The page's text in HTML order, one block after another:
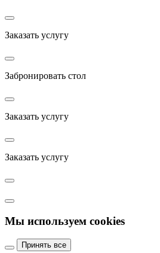
Заказать услугу
Забронировать стол
Заказать услугу
Заказать услугу
Мы используем cookies
Принять все